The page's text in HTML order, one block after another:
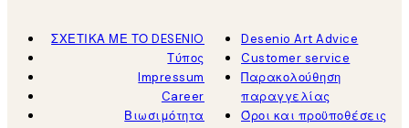
ΣΧΕΤΙΚΑ ΜΕ ΤΟ DESENIO
Τύπος
Impressum
Career
Βιωσιμότητα
Desenio Art Advice
Customer service
Παρακολούθηση
παραγγελίας
Όροι και προϋποθέσεις